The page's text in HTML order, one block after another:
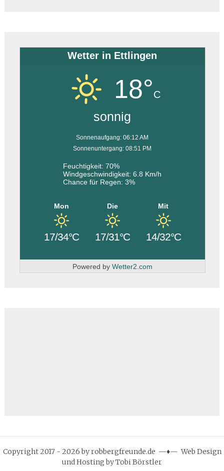
Wetter in Ettlingen
18°C
sonnig
Sonnenaufgang: 06:12 AM
Sonnenuntergang: 08:51 PM
Feuchtigkeit: 70%
Windgeschwindigkeit: 6.8 Km/h
Chance für Regen: 3%
Mon
17/34°C
Die
17/31°C
Mit
14/32°C
Powered by Wetter2.com
Copyright 2017 - 2026 by robbergfreunde.de —♦— Web Design
und Hosting by Tobi Börstler